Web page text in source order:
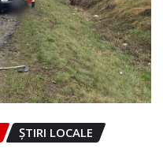
ȘTIRI LOCALE